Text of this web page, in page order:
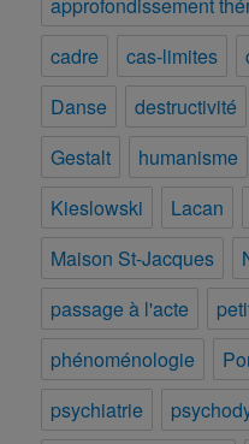
cadre
cas-limites
Danse
destructivité
Gestalt
humanisme
Kieslowski
Lacan
Maison St-Jacques
passage à l'acte
phénoménologie
psychiatrie